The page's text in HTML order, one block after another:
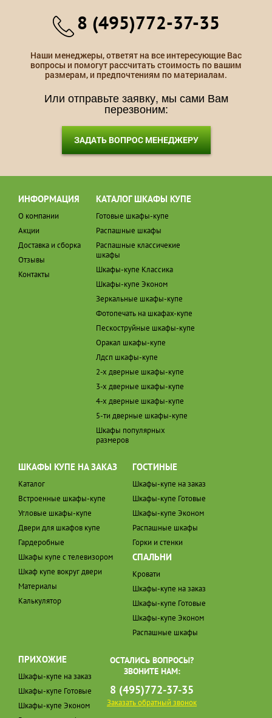
8 (495)772-37-35
Наши менеджеры, ответят на все интересующие Вас
вопросы и помогут рассчитать стоимость по вашим
размерам, и предпочтениям по материалам.
Или отправьте заявку, мы сами Вам
перезвоним:
ЗАДАТЬ ВОПРОС МЕНЕДЖЕРУ
ИНФОРМАЦИЯ
О компании
Акции
Доставка и сборка
Отзывы
Контакты
КАТАЛОГ ШКАФЫ КУПЕ
Готовые шкафы-купе
Распашные шкафы
Распашные классичекие
шкафы
Шкафы-купе Классика
Шкафы-купе Эконом
Зеркальные шкафы-купе
Фотопечать на шкафах-купе
Пескоструйные шкафы-купе
Оракал шкафы-купе
Лдсп шкафы-купе
2-х дверные шкафы-купе
3-х дверные шкафы-купе
4-х дверные шкафы-купе
5-ти дверные шкафы-купе
Шкафы популярных
размеров
ШКАФЫ КУПЕ НА ЗАКАЗ
Каталог
Встроенные шкафы-купе
Угловые шкафы-купе
Двери для шкафов купе
Гардеробные
Шкафы купе с телевизором
Шкаф купе вокруг двери
Материалы
Калькулятор
ГОСТИНЫЕ
Шкафы-купе на заказ
Шкафы-купе Готовые
Шкафы-купе Эконом
Распашные шкафы
Горки и стенки
СПАЛЬНИ
Кровати
Шкафы-купе на заказ
Шкафы-купе Готовые
Шкафы-купе Эконом
Распашные шкафы
ПРИХОЖИЕ
Шкафы-купе на заказ
Шкафы-купе Готовые
Шкафы-купе Эконом
ОСТАЛИСЬ ВОПРОСЫ?
ЗВОНИТЕ НАМ:
8 (495)772-37-35
Заказать обратный звонок